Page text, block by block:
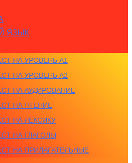
ЯЗЫК
НА УРОВЕНЬ A1
НА УРОВЕНЬ A2
НА АУДИРОВАНИЕ
НА ЧТЕНИЕ
НА ЛЕКСИКУ
НА ГЛАГОЛЫ
НА ПРИЛАГАТЕЛЬНЫЕ